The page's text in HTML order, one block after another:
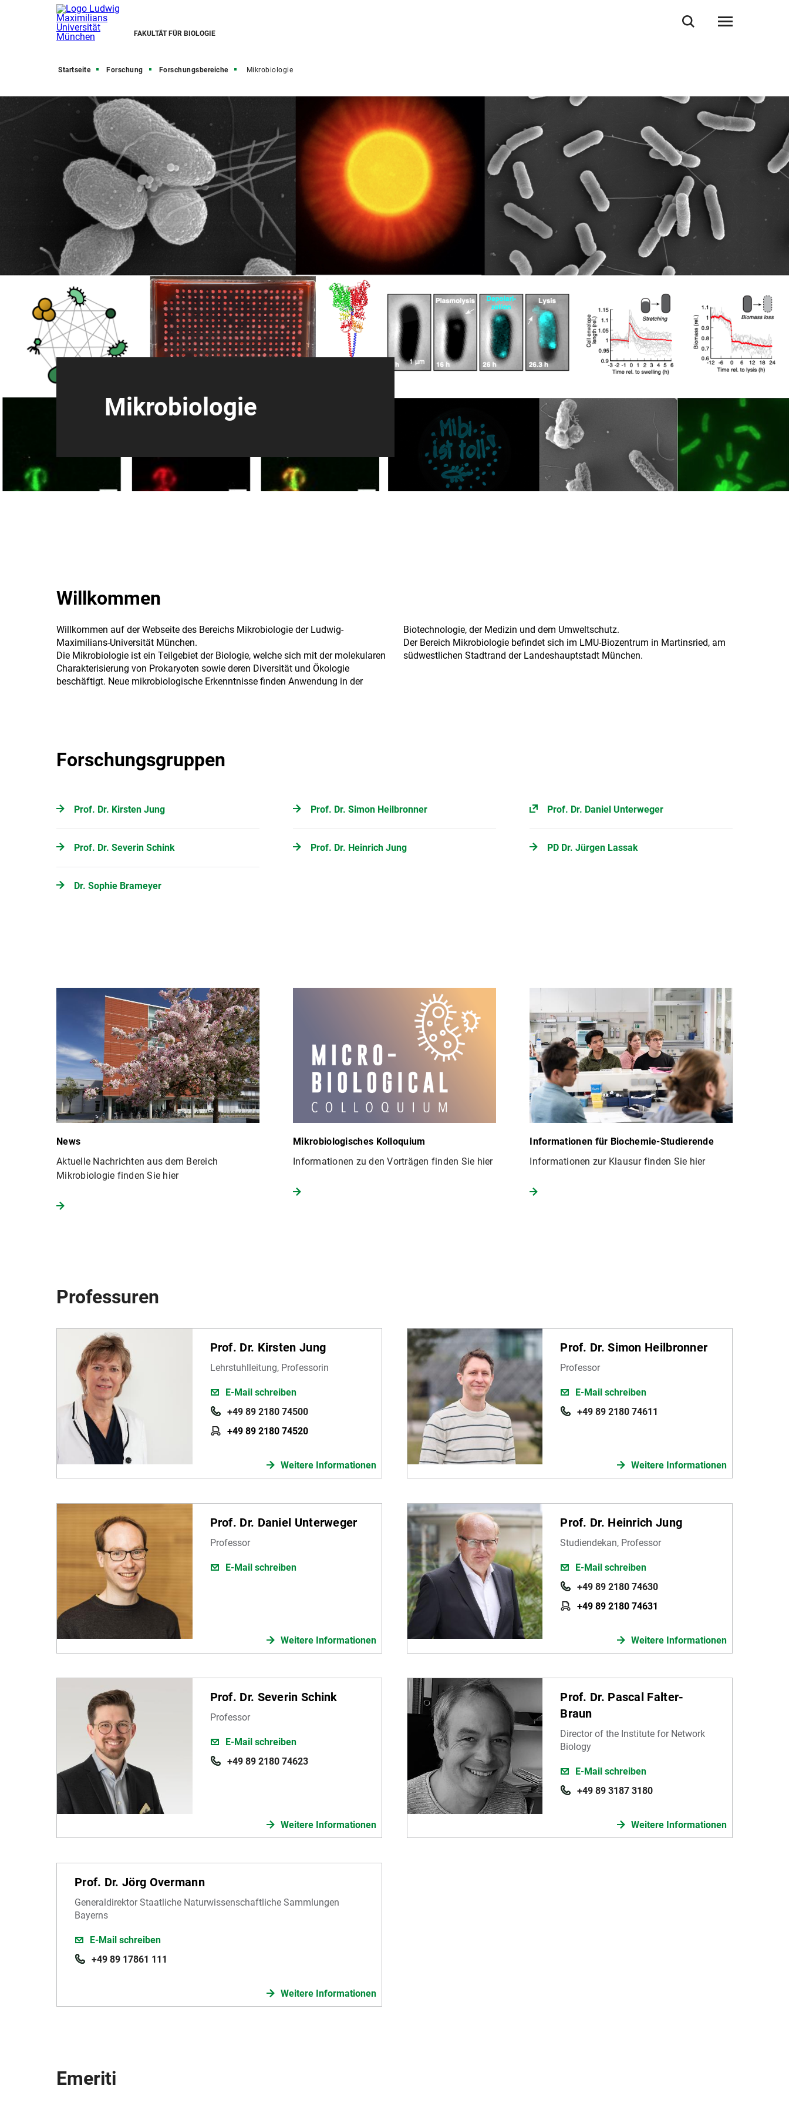
FAKULTÄT FÜR BIOLOGIE
Startseite Forschung Forschungsbereiche Mikrobiologie
Mikrobiologie
Willkommen
Willkommen auf der Webseite des Bereichs Mikrobiologie der Ludwig-
Maximilians-Universität München.
Die Mikrobiologie ist ein Teilgebiet der Biologie, welche sich mit der molekularen
Charakterisierung von Prokaryoten sowie deren Diversität und Ökologie
beschäftigt. Neue mikrobiologische Erkenntnisse finden Anwendung in der
Biotechnologie, der Medizin und dem Umweltschutz.
Der Bereich Mikrobiologie befindet sich im LMU-Biozentrum in Martinsried, am
südwestlichen Stadtrand der Landeshauptstadt München.
Forschungsgruppen
Prof. Dr. Kirsten Jung Prof. Dr. Simon Heilbronner Prof. Dr. Daniel Unterweger
Prof. Dr. Severin Schink Prof. Dr. Heinrich Jung PD Dr. Jürgen Lassak
Dr. Sophie Brameyer
News
Aktuelle Nachrichten aus dem Bereich
Mikrobiologie finden Sie hier
Mikrobiologisches Kolloquium
Informationen zu den Vorträgen finden Sie hier
Informationen für Biochemie-Studierende
Informationen zur Klausur finden Sie hier
Professuren
Prof. Dr. Kirsten Jung
Lehrstuhlleitung, Professorin
E-Mail schreiben
+49 89 2180 74500
+49 89 2180 74520
Weitere Informationen
Prof. Dr. Simon Heilbronner
Professor
E-Mail schreiben
+49 89 2180 74611
Weitere Informationen
Prof. Dr. Daniel Unterweger
Professor
E-Mail schreiben
Weitere Informationen
Prof. Dr. Heinrich Jung
Studiendekan, Professor
E-Mail schreiben
+49 89 2180 74630
+49 89 2180 74631
Weitere Informationen
Prof. Dr. Severin Schink
Professor
E-Mail schreiben
+49 89 2180 74623
Weitere Informationen
Prof. Dr. Pascal Falter-
Braun
Director of the Institute for Network
Biology
E-Mail schreiben
+49 89 3187 3180
Weitere Informationen
Prof. Dr. Jörg Overmann
Generaldirektor Staatliche Naturwissenschaftliche Sammlungen
Bayerns
E-Mail schreiben
+49 89 17861 111
Weitere Informationen
Emeriti